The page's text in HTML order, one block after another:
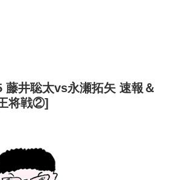
藤井聡太vs永瀬拓矢 速報＆
将戦②]